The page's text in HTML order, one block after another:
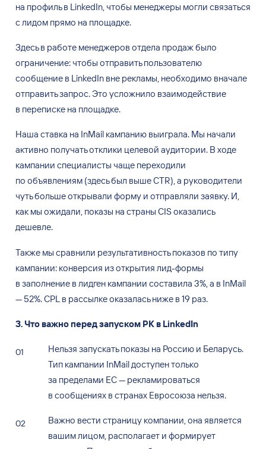
на профиль в LinkedIn, чтобы менеджеры могли связаться
с лидом прямо на площадке.
Здесь в работе менеджеров отдела продаж было
ограничение: чтобы отправить пользователю
сообщение в LinkedIn вне рекламы, необходимо вначале
отправить запрос. Это усложнило взаимодействие
в переписке на площадке.
Наша ставка на InMail кампанию выиграла. Мы начали
активно получать отклики целевой аудитории. В ходе
кампании специалисты чаще переходили
по объявлениям (здесь был выше CTR), а руководители
чуть больше открывали форму и отправляли заявку. И,
как мы ожидали, показы на страны CIS оказались
дешевле.
Также мы сравнили результативность показов по типу
кампании: конверсия изоткрытия лид-формы
в заполнение в лидген кампании составила 3%, а в InMail
— 52%. CPL в рассылке оказалась ниже в 19 раз.
3. Что важно перед запуском РК в LinkedIn
Нельзя запускать показы на Россию и Беларусь.
Тип кампании InMail доступен только
за пределами ЕС— рекламироваться
в сообщениях в странах Евросоюза нельзя.
Важно вести страницу компании, она является
вашим лицом, располагает и формирует